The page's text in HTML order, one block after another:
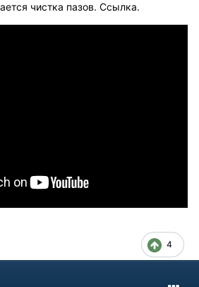
чистка пазов. Ссылка.
4